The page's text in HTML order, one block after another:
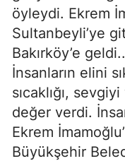
öyleydi. Ekrem
Sultanbeyli’ye
Bakırköy’e
İnsanların elini
sıcaklığı,
değer verdi.
Ekrem
Büyükşehir